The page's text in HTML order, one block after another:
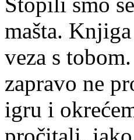
mašta.
veza s
zapravo ne
igru i